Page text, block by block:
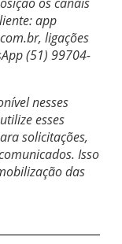
app
ligações
(51) 99704-
nesses
esses
solicitações,
Isso
das